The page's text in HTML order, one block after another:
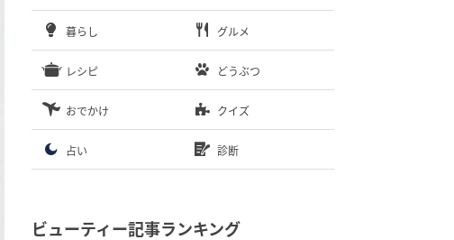
暮らし グルメ
レシピ どうぶつ
おでかけ クイズ
占い 診断
ビューティー記事ランキング